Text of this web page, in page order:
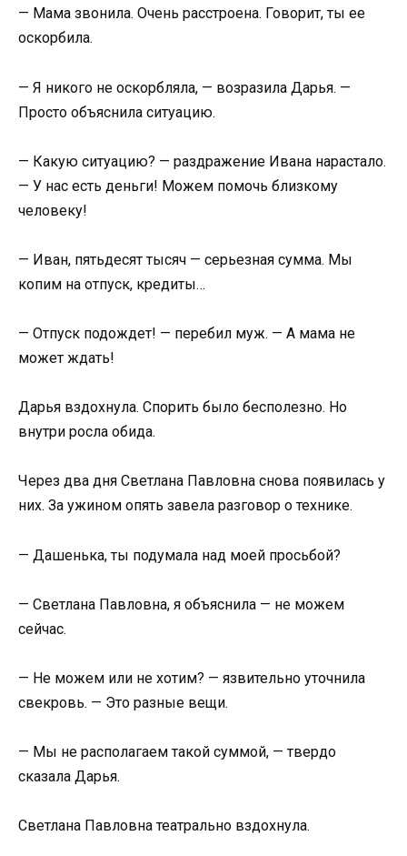
— Мама звонила. Очень расстроена. Говорит, ты ее
оскорбила.
— Я никого не оскорбляла, — возразила Дарья. —
Просто объяснила ситуацию.
— Какую ситуацию? — раздражение Ивана нарастало.
— У нас есть деньги! Можем помочь близкому
человеку!
— Иван, пятьдесят тысяч — серьезная сумма. Мы
копим на отпуск, кредиты…
— Отпуск подождет! — перебил муж. — А мама не
может ждать!
Дарья вздохнула. Спорить было бесполезно. Но
внутри росла обида.
Через два дня Светлана Павловна снова появилась у
них. За ужином опять завела разговор о технике.
— Дашенька, ты подумала над моей просьбой?
— Светлана Павловна, я объяснила — не можем
сейчас.
— Не можем или не хотим? — язвительно уточнила
свекровь. — Это разные вещи.
— Мы не располагаем такой суммой, — твердо
сказала Дарья.
Светлана Павловна театрально вздохнула.